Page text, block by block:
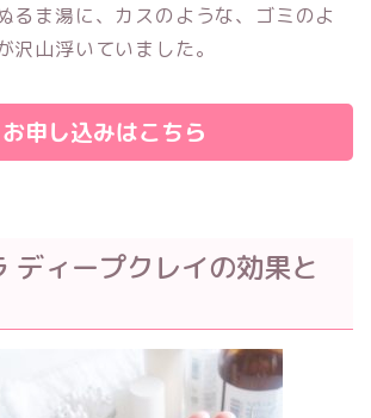
るま湯に、カスのような、ゴミのよ
沢山浮いていました。
お申し込みはこちら
ディープクレイの効果と